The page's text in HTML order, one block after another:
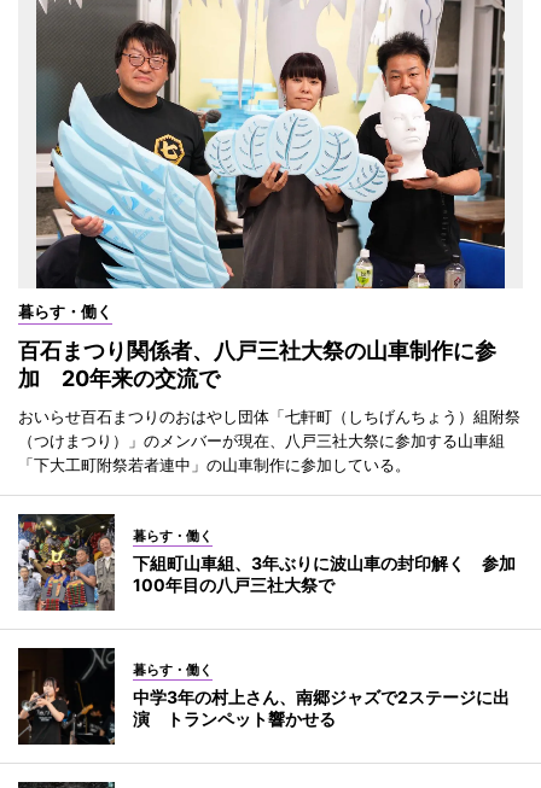
暮らす・働く
百石まつり関係者、八戸三社大祭の山車制作に参
加 20年来の交流で
おいらせ百石まつりのおはやし団体「七軒町（しちげんちょう）組附祭
（つけまつり）」のメンバーが現在、八戸三社大祭に参加する山車組
「下大工町附祭若者連中」の山車制作に参加している。
暮らす・働く
下組町山車組、3年ぶりに波山車の封印解く 参加
100年目の八戸三社大祭で
暮らす・働く
中学3年の村上さん、南郷ジャズで2ステージに出
演 トランペット響かせる